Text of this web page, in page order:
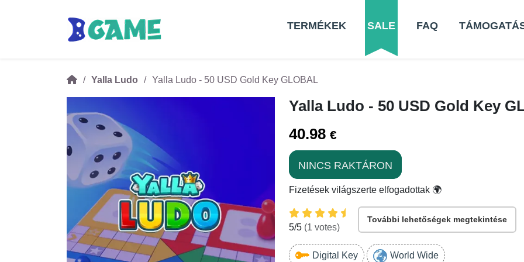
TERMÉKEK SALE FAQ
Yalla Ludo Yalla Ludo - 50 USD Gold Key GLOBAL
Yalla Ludo - 50 USD Gold Key
40.98 €
NINCS RAKTÁRON
Fizetések világszerte elfogadottak 🌍
5/5 (1 votes)
További lehetőségek megtekintése
Digital Key World Wide